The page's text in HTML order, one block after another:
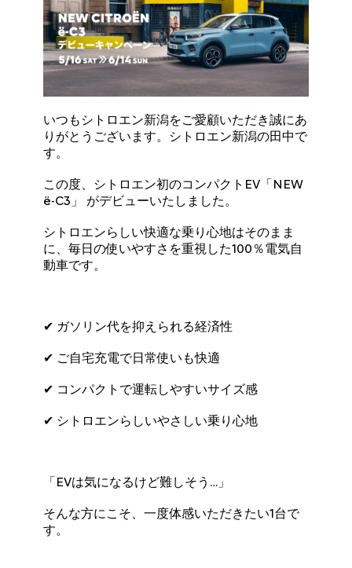
いつもシトロエン新潟をご愛顧いただき誠にあ
りがとうございます。シトロエン新潟の田中で
す。
この度、シトロエン初のコンパクトEV「NEW
ë-C3」 がデビューいたしました。
シトロエンらしい快適な乗り心地はそのまま
に、毎日の使いやすさを重視した100％電気自
動車です。
✔ ガソリン代を抑えられる経済性
✔ ご自宅充電で日常使いも快適
✔ コンパクトで運転しやすいサイズ感
✔ シトロエンらしいやさしい乗り心地
「EVは気になるけど難しそう…」
そんな方にこそ、一度体感いただきたい1台で
す。